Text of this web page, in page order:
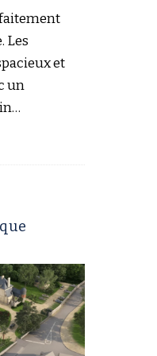
Les
et
un